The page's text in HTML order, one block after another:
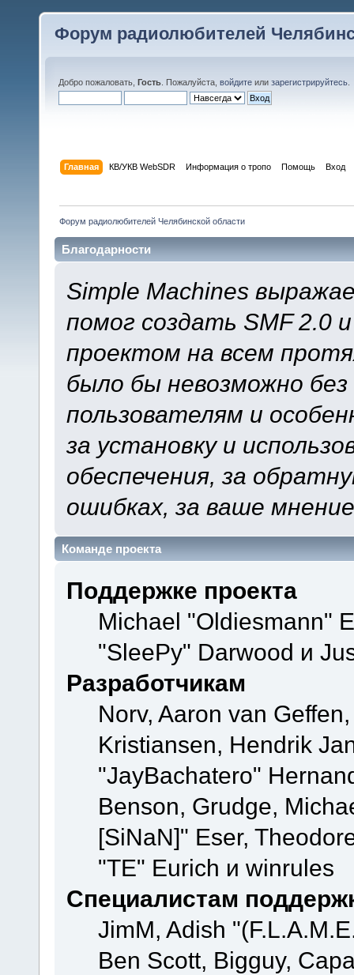
Форум радиолюбителей
Добро пожаловать, Гость . Пожалуйста, войдите или зарегистрируйтесь
Главная КВ/УКВ WebSDR Информация о тропо Помощь Вход
Форум радиолюбителей Челябинской области
Благодарности
Simple Machines
помог создать SMF 2.0
проектом на всем
было бы невозможно
пользователям и
за установку и
обеспечения, за
ошибках, за ваше
Команде проекта
Поддержке проекта
Michael "Oldiesmann"
"SleePy" Darwood и
Разработчикам
Norv, Aaron van
Kristiansen, Hendrik
"JayBachatero"
Benson, Grudge,
[SiNaN]" Eser,
"TE" Eurich и winrules
Специалистам
JimM, Adish
Ben Scott, Bigguy,